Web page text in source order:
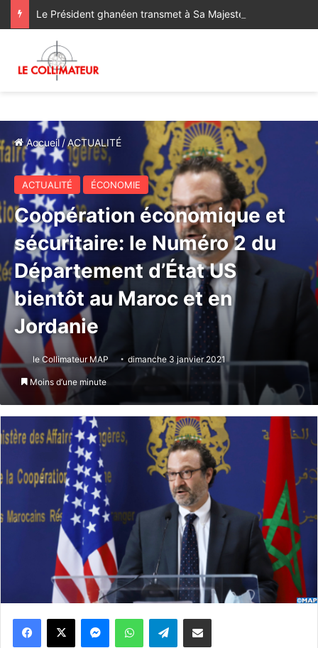
Accueil /ACTUALITÉ
ACTUALITÉ ÉCONOMIE
Coopération économique et
sécuritaire: le Numéro 2 du
Département d’État US
bientôt au Maroc et en
Jordanie
le Collimateur MAP dimanche 3 janvier 2021
Moins d’une minute
WhatsApp Telegram